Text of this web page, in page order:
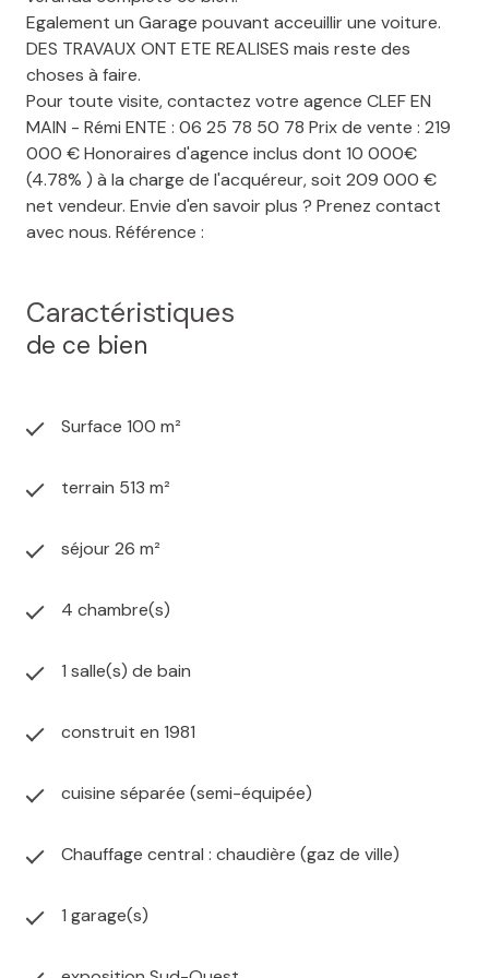
Egalement un Garage pouvant acceuillir une voiture.
DES TRAVAUX ONT ETE REALISES mais reste des
choses à faire.
Pour toute visite, contactez votre agence CLEF EN
MAIN - Rémi ENTE : 06 25 78 50 78 Prix de vente : 219
000 € Honoraires d'agence inclus dont 10 000€
(4.78% ) à la charge de l'acquéreur, soit 209 000 €
net vendeur. Envie d'en savoir plus ? Prenez contact
avec nous. Référence :
Caractéristiques
de ce bien
Surface 100 m²
terrain 513 m²
séjour 26 m²
4 chambre(s)
1 salle(s) de bain
construit en 1981
cuisine séparée (semi-équipée)
Chauffage central : chaudière (gaz de ville)
1 garage(s)